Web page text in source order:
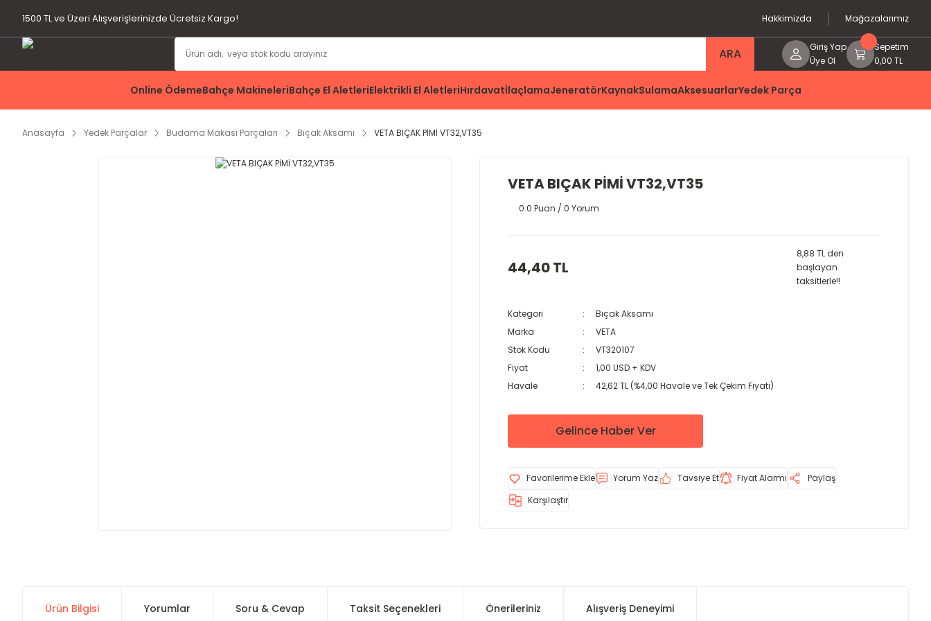
1500 TL ve Üzeri Alışverişlerinizde Ücretsiz Kargo! Hakkimizda Mağazalarımız
ARA
Giriş Yap
Üye Ol
Sepetim
0,00 TL
Online ÖdemeBahçe MakineleriBahçe El AletleriElektrikli El AletleriHırdavatİlaçlamaJeneratörKaynakSulamaAksesuarlarYedek Parça
Anasayfa Yedek Parçalar Budama Makası Parçaları Bıçak Aksamı VETA BIÇAK PİMİ VT32,VT35
VETA BIÇAK PİMİ VT32,VT35
0.0 Puan / 0 Yorum
44,40 TL
8,88 TL den
başlayan
taksitlerle!!
Kategori
Bıçak Aksamı
Marka
VETA
Stok Kodu
VT320107
Fiyat
1,00 USD + KDV
Havale
42,62 TL (%4,00 Havale ve Tek Çekim Fiyatı)
Gelince Haber Ver
Yorum Yaz Tavsiye Et Fiyat Alarmı
Paylaş
Karşılaştır
Ürün Bilgisi Yorumlar Soru & Cevap Taksit Seçenekleri Önerileriniz Alışveriş Deneyimi